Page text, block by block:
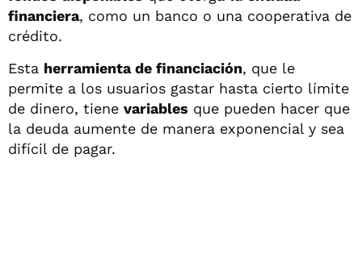
financiera, como un banco o una cooperativa de
crédito.
Esta herramienta de financiación, que le
permite a los usuarios gastar hasta cierto límite
de dinero, tiene variables que pueden hacer que
la deuda aumente de manera exponencial y sea
difícil de pagar.